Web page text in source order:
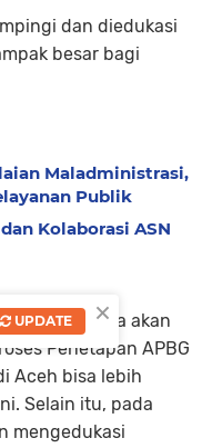
dan diedukasi
besar bagi
Maladministrasi,
Publik
Kolaborasi ASN
pihaknya akan
Penetapan APBG
Aceh bisa lebih
Selain itu, pada
mengedukasi
×
UPDATE